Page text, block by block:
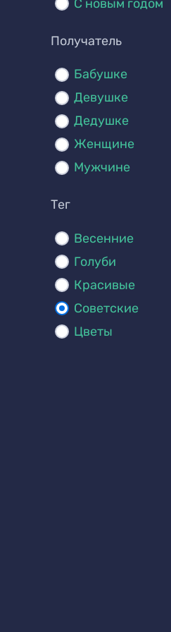
С новым годом
Получатель
Бабушке
Девушке
Дедушке
Женщине
Мужчине
Тег
Весенние
Голуби
Красивые
Советские
Цветы